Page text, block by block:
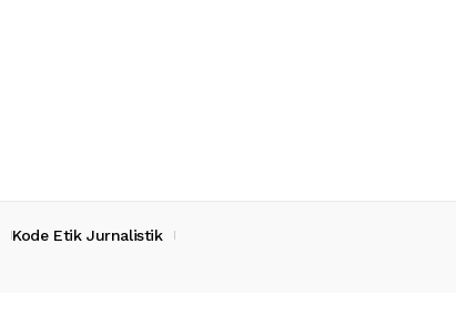
Kode Etik Jurnalistik